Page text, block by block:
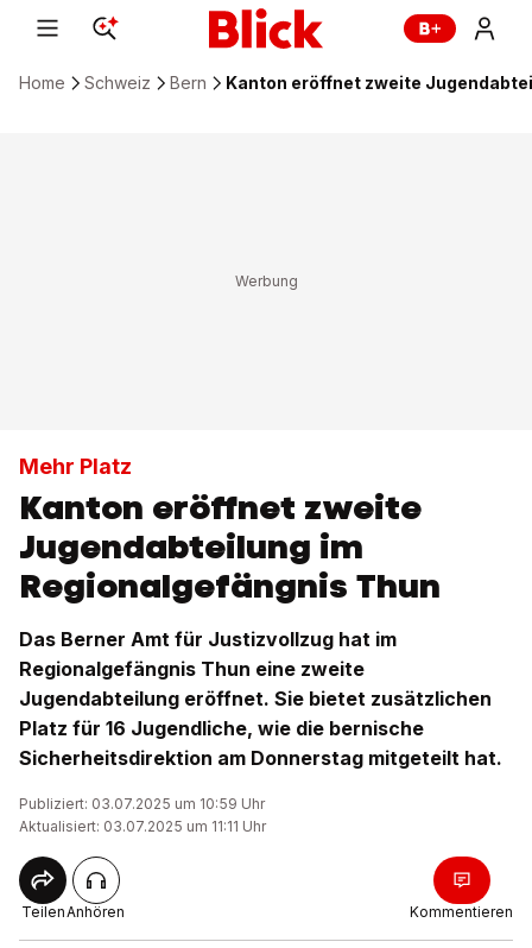
Home Schweiz Bern Kanton eröffnet zweite
Mehr Platz
Kanton eröffnet zweite
Jugendabteilung im
Regionalgefängnis Thun
Das Berner Amt für Justizvollzug hat im
Regionalgefängnis Thun eine zweite
Jugendabteilung eröffnet. Sie bietet zusätzlichen
Platz für 16 Jugendliche, wie die bernische
Sicherheitsdirektion am Donnerstag mitgeteilt hat.
Publiziert: 03.07.2025 um 10:59 Uhr
Aktualisiert: 03.07.2025 um 11:11 Uhr
TeilenAnhören Kommentieren